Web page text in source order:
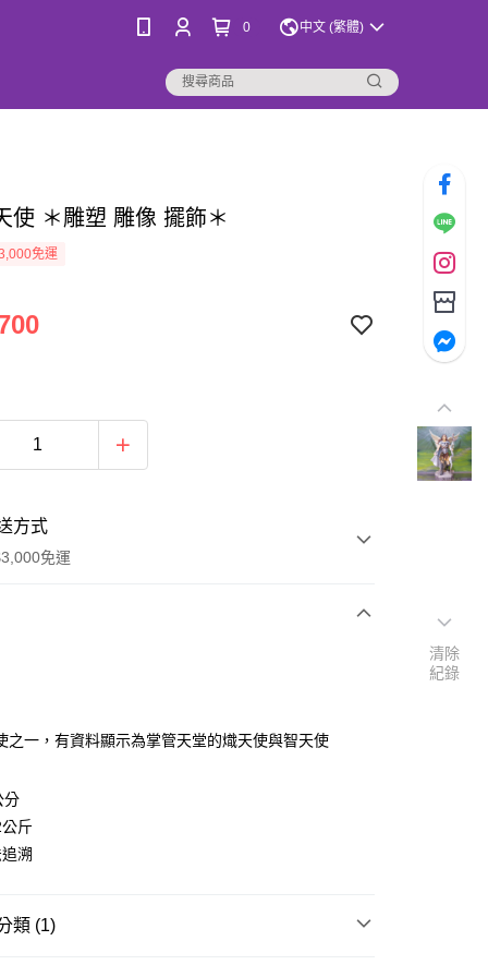
0 中文 (繁體)
使 ＊雕塑 雕像 擺飾＊
免運
方式
免運
款
之一，有資料顯示為掌管天堂的熾天使與智天使
分
斤
溯
類 (1)
清除
紀錄